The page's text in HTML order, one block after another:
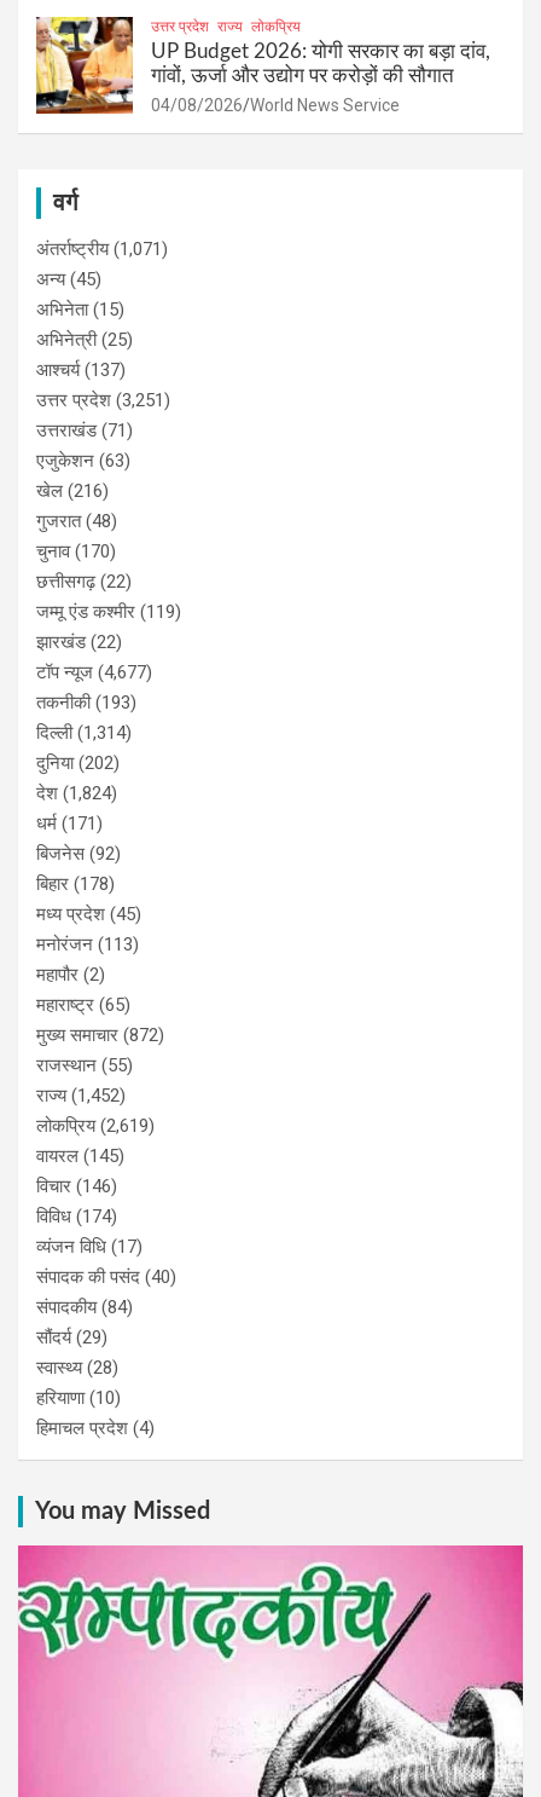
उत्तर प्रदेश राज्य लोकप्रिय
UP Budget 2026: योगी सरकार का बड़ा दांव,
गांवों, ऊर्जा और उद्योग पर करोड़ों की सौगात
04/08/2026 World News Service
वर्ग
अंतर्राष्ट्रीय(1,071)
अन्य(45)
अभिनेता(15)
अभिनेत्री(25)
आश्चर्य(137)
उत्तर प्रदेश (3,251)
उत्तराखंड(71)
एजुकेशन (63)
खेल (216)
गुजरात(48)
चुनाव(170)
छत्तीसगढ़(22)
जम्मू एंड कश्मीर (119)
झारखंड(22)
टॉप न्यूज (4,677)
तकनीकी(193)
दिल्ली(1,314)
दुनिया(202)
देश (1,824)
धर्म (171)
बिजनेस(92)
बिहार (178)
मध्य प्रदेश (45)
मनोरंजन (113)
महापौर (2)
महाराष्ट्र (65)
मुख्य समाचार (872)
राजस्थान (55)
राज्य(1,452)
लोकप्रिय(2,619)
वायरल (145)
विचार (146)
विविध (174)
व्यंजन विधि (17)
संपादक की पसंद (40)
संपादकीय(84)
सौंदर्य(29)
स्वास्थ्य(28)
हरियाणा(10)
हिमाचल प्रदेश (4)
You may Missed